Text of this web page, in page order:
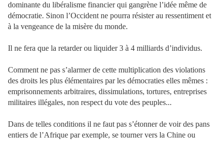
dominante du libéralisme financier qui gangrène l’idée même de
démocratie. Sinon l’Occident ne pourra résister au ressentiment et
à la vengeance de la misère du monde.
Il ne fera que la retarder ou liquider 3 à 4 milliards d’individus.
Comment ne pas s’alarmer de cette multiplication des violations
des droits les plus élémentaires par les démocraties elles mêmes :
emprisonnements arbitraires, dissimulations, tortures, entreprises
militaires illégales, non respect du vote des peuples...
Dans de telles conditions il ne faut pas s’étonner de voir des pans
entiers de l’Afrique par exemple, se tourner vers la Chine ou